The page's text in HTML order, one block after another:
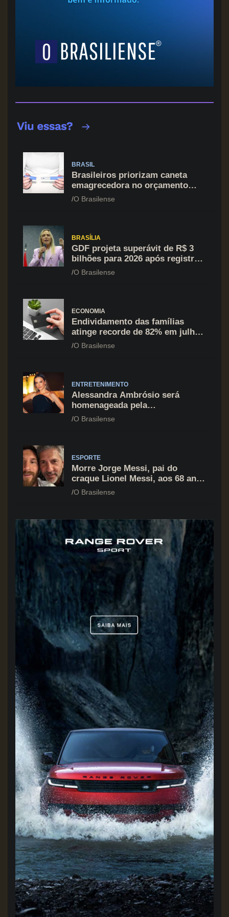
BRASIL
Brasileiros priorizam caneta
emagrecedora no orçamento
mesmo em situação de aperto
O Brasilense
BRASÍLIA
GDF projeta superávit de R$ 3
bilhões para 2026 após registrar
recuo no déficit
O Brasilense
ECONOMIA
Endividamento das famílias
atinge recorde de 82% em julho;
cartão de crédito segue como
O Brasilense
ENTRETENIMENTO
Alessandra Ambrósio será
homenageada pela
BrazilFoundation no New York
O Brasilense
ESPORTE
Morre Jorge Messi, pai do
craque Lionel Messi, aos 68 anos
na Argentina
O Brasilense